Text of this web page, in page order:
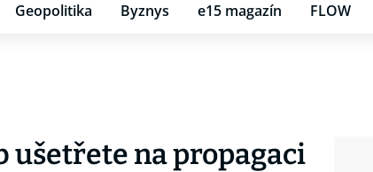
Geopolitika Byznys e15 magazín FLOW
ušetřete na propagaci